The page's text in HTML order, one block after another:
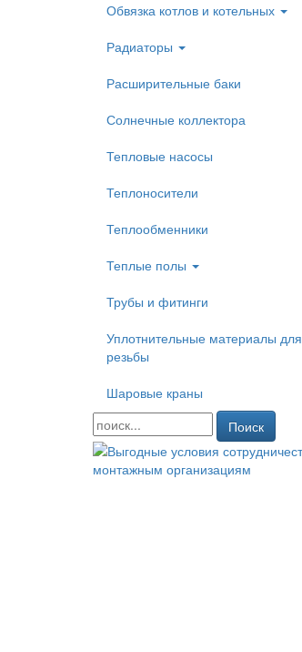
Обвязка котлов и котельных
Радиаторы
Расширительные баки
Солнечные коллектора
Тепловые насосы
Теплоносители
Теплообменники
Теплые полы
Трубы и фитинги
Уплотнительные материалы для
резьбы
Шаровые краны
Поиск